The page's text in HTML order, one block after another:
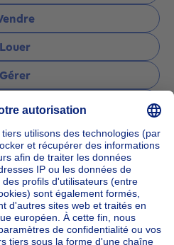
Louer
Gérer
question
immobilières
à Anderlecht
Immobilier